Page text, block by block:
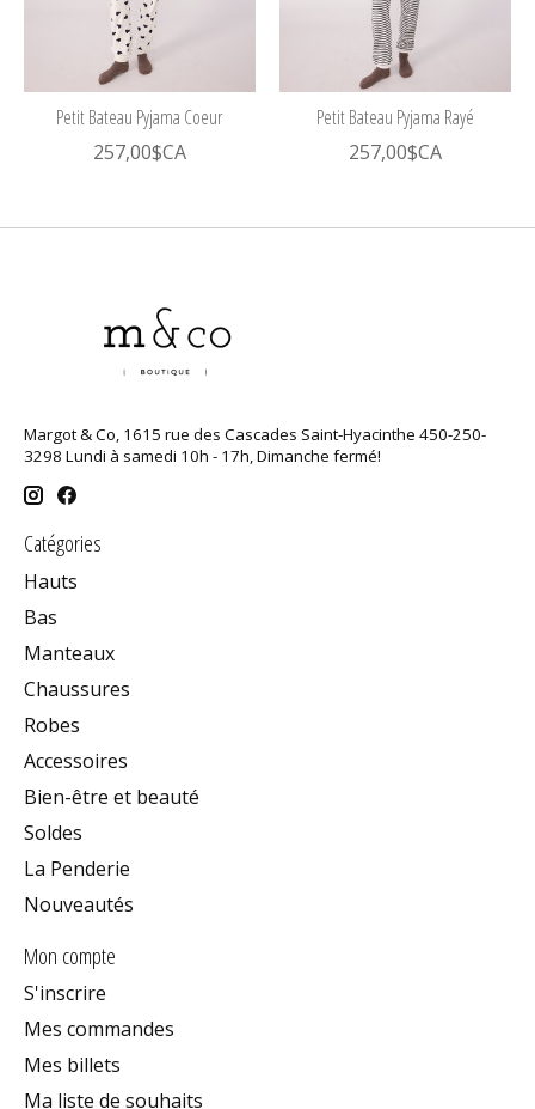
Petit Bateau Pyjama Coeur
257,00$CA
Petit Bateau Pyjama Rayé
257,00$CA
Margot & Co, 1615 rue des Cascades Saint-Hyacinthe 450-250-
3298 Lundi à samedi 10h - 17h, Dimanche fermé!
Catégories
Hauts
Bas
Manteaux
Chaussures
Robes
Accessoires
Bien-être et beauté
Soldes
La Penderie
Nouveautés
Mon compte
S'inscrire
Mes commandes
Mes billets
Ma liste de souhaits